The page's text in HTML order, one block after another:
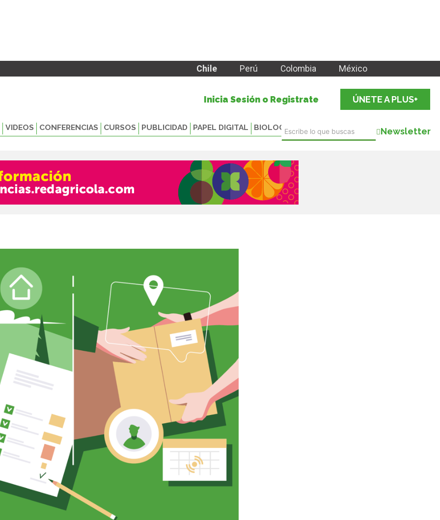
Chile Perú Colombia México
Inicia Sesión o Registrate ÚNETE A PLUS+
VIDEOS CONFERENCIAS CURSOS PUBLICIDAD PAPEL DIGITAL BIOLOGICALS Newsletter